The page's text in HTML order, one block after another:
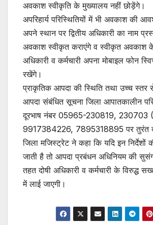
अवकाश स्वीकृति के मुख्यालय नहीं छोड़ेंगे।
अपरिहार्य परिस्थितियों में भी अवकाश की
अपने स्थान पर द्वितीय अधिकारी का नाम
अवकाश स्वीकृत कराएंगे व स्वीकृत अवकाश के
अधिकारी व कर्मचारी अपना मोबाइल फोन
रखेंगे।
प्राकृतिक आपदा की स्थिति तथा उच्च स्तर
आपदा संबंधित सूचना जिला आपातकालीन
दूरभाष नंबर 05965-230819, 230703
9917384226, 7895318895 पर तुरंत
जिला मजिस्ट्रेट ने कहा कि यदि इन निर्देशों
जाती है तो आपदा प्रबंधन अधिनियम की
तहत दोषी अधिकारी व कर्मचारी के विरुद्ध
में लाई जाएगी।